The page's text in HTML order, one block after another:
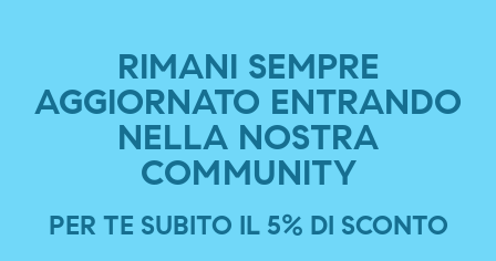
RIMANI SEMPRE
AGGIORNATO ENTRANDO
NELLA NOSTRA
COMMUNITY
PER TE SUBITO IL 5% DI SCONTO